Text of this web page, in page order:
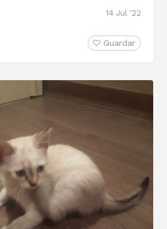
14 Jul '22
Guardar